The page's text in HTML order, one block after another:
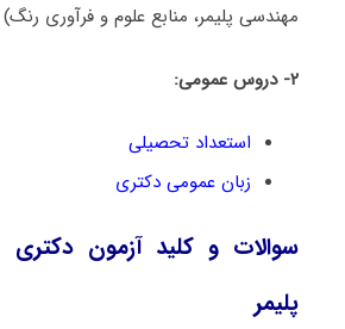
مهندسی پلیمر، منابع علوم و فرآوری رنگ)
۲- دروس عمومی:
استعداد تحصیلی
زبان عمومی دکتری
پلیمر